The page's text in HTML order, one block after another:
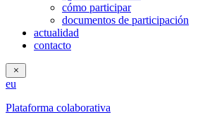
cómo participar
documentos de participación
actualidad
contacto
eu
Plataforma colaborativa